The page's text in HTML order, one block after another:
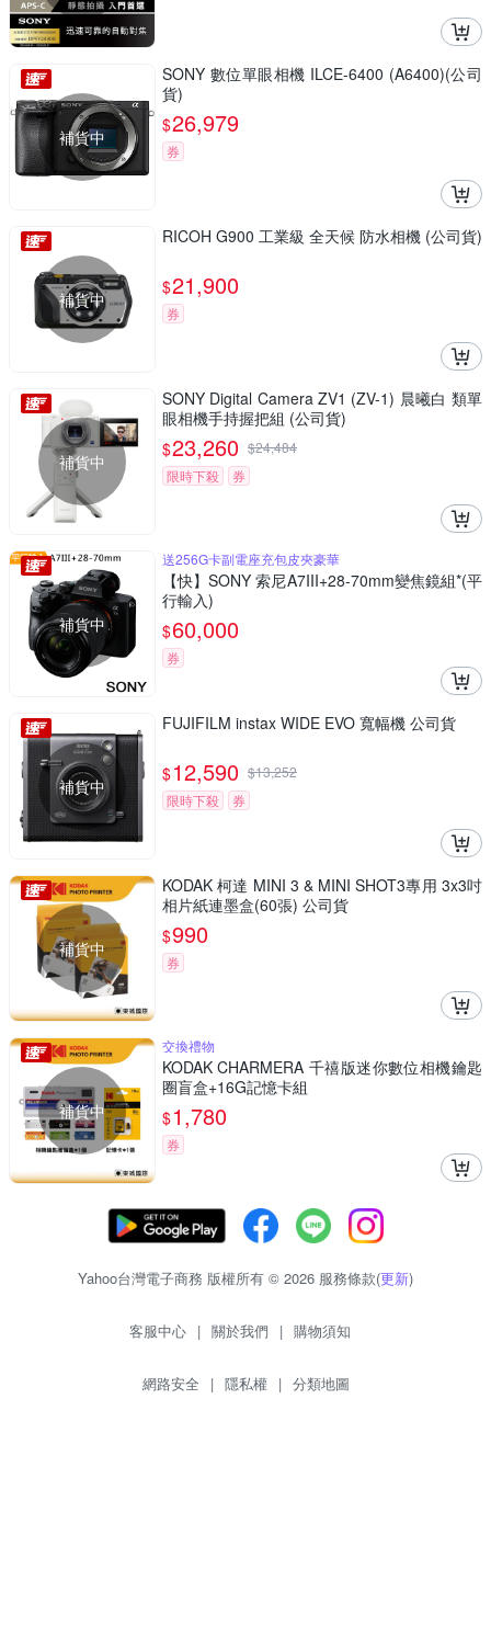
補貨中
SONY 數位單眼相機 ILCE-6400 (A6400)(公司
貨)
$26,979
券
補貨中
RICOH G900 工業級 全天候 防水相機 (公司貨)
$21,900
券
補貨中
SONY Digital Camera ZV1 (ZV-1) 晨曦白 類單
眼相機手持握把組 (公司貨)
$23,260 $24,484
限時下殺
券
補貨中
送256G卡副電座充包皮夾豪華
【快】SONY 索尼A7III+28-70mm變焦鏡組*(平
行輸入)
$60,000
券
補貨中
FUJIFILM instax WIDE EVO 寬幅機 公司貨
$12,590 $13,252
限時下殺
券
補貨中
KODAK 柯達 MINI 3 & MINI SHOT3專用 3x3吋
相片紙連墨盒(60張) 公司貨
$990
券
補貨中
交換禮物
KODAK CHARMERA 千禧版迷你數位相機鑰匙
圈盲盒+16G記憶卡組
$1,780
券
Yahoo台灣電子商務 版權所有 © 2026 服務條款(更新)
客服中心 | 關於我們 | 購物須知
網路安全 | 隱私權 | 分類地圖